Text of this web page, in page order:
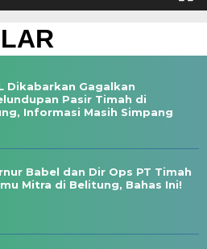
Dikabarkan Gagalkan
Pasir Timah di
Informasi Masih Simpang
Babel dan Dir Ops PT Timah
Mitra di Belitung, Bahas Ini!